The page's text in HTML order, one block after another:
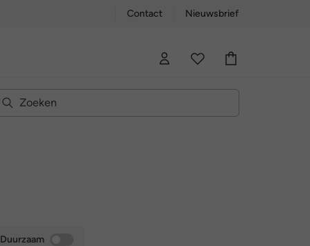
Contact Nieuwsbrief
Duurzaam